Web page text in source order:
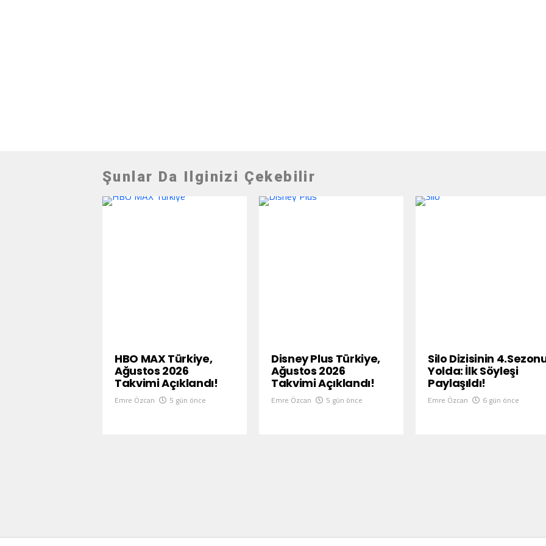
Şunlar Da Ilginizi Çekebilir
HBO MAX Türkiye,
Ağustos 2026
Takvimi Açıklandı!
Emre Özcan 5 gün önce
Disney Plus Türkiye,
Ağustos 2026
Takvimi Açıklandı!
Emre Özcan 5 gün önce
Silo Dizisinin
Yolda: İlk Söyleşi
Paylaşıldı!
Emre Özcan 6 gün önce